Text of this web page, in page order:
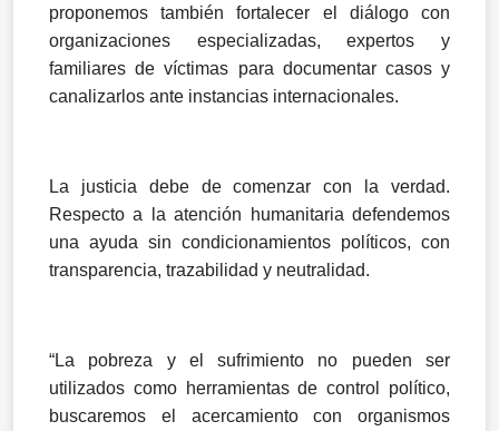
proponemos también fortalecer el diálogo con
organizaciones especializadas, expertos y
familiares de víctimas para documentar casos y
canalizarlos ante instancias internacionales.
La justicia debe de comenzar con la verdad.
Respecto a la atención humanitaria defendemos
una ayuda sin condicionamientos políticos, con
transparencia, trazabilidad y neutralidad.
“La pobreza y el sufrimiento no pueden ser
utilizados como herramientas de control político,
buscaremos el acercamiento con organismos